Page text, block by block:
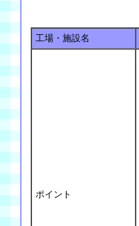
工場・施設名
ポイント